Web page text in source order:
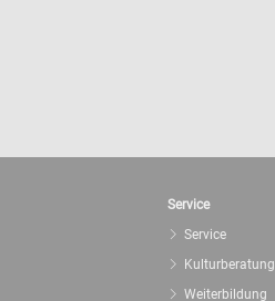
Service
Service
Kulturberatung
Weiterbildung